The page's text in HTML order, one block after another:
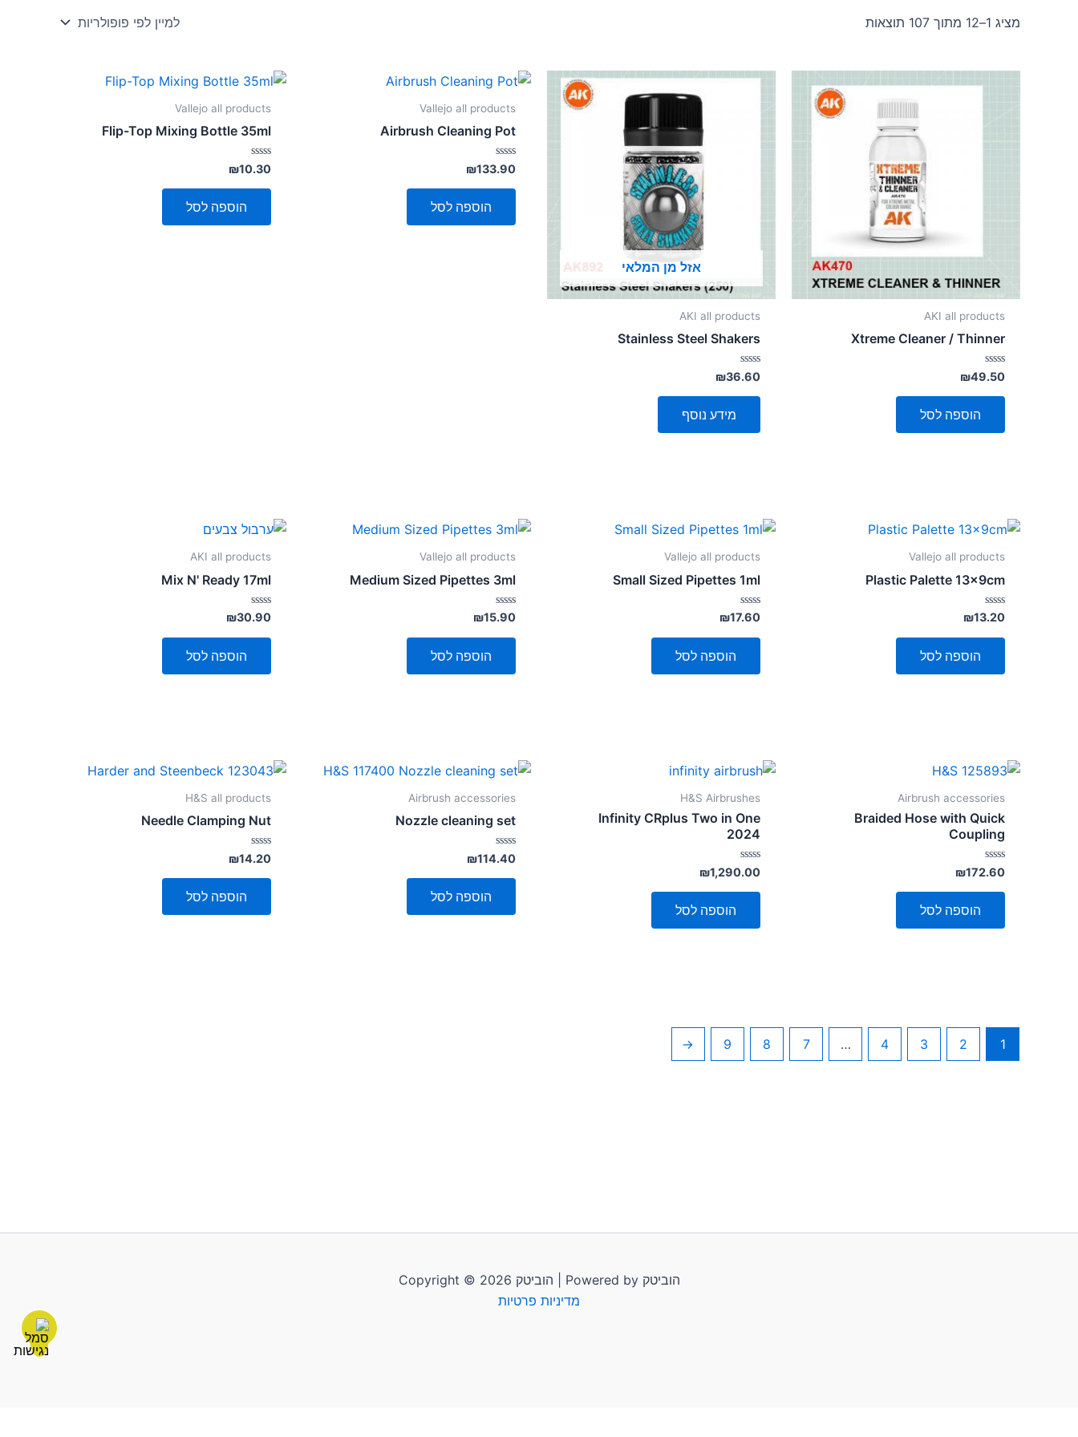
מציג 1–12 מתוך 107 תוצאות
AKI all products
Xtreme Cleaner / Thinner
דורג
0
מתוך
₪49.50
הוספה לסל
אזל מן המלאי
AKI all products
Stainless Steel Shakers
דורג
0
מתוך
₪36.60
מידע נוסף
Vallejo all products
Airbrush Cleaning Pot
דורג
0
מתוך
₪133.90
הוספה לסל
Vallejo all products
Flip-Top Mixing Bottle 35ml
דורג
0
מתוך
₪10.30
הוספה לסל
Vallejo all products
Plastic Palette 13x9cm
דורג
0
מתוך
₪13.20
הוספה לסל
Vallejo all products
Small Sized Pipettes 1ml
דורג
0
מתוך
₪17.60
הוספה לסל
Vallejo all products
Medium Sized Pipettes 3ml
דורג
0
מתוך
₪15.90
הוספה לסל
AKI all products
Mix N' Ready 17ml
דורג
0
מתוך
₪30.90
הוספה לסל
Airbrush accessories
Braided Hose with Quick
Coupling
דורג
0
מתוך
₪172.60
הוספה לסל
H&S Airbrushes
Infinity CRplus Two in One
2024
דורג
0
מתוך
₪1,290.00
הוספה לסל
Airbrush accessories
Nozzle cleaning set
דורג
0
מתוך
₪114.40
הוספה לסל
H&S all products
Needle Clamping Nut
דורג
0
מתוך
₪14.20
הוספה לסל
1
2
3
4
…
7
8
9
←
Copyright © 2026 הוביטק | Powered by הוביטק
מדיניות פרטיות